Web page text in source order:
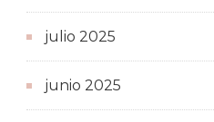
julio 2025
junio 2025